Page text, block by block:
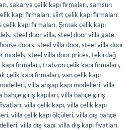
,sakarya çelik kapı firmaları,samsun
kapı firmaları,siirt çelik kapı firmaları,
çelik kapı firmaları,Şırnak çelik kapı
,steel door villa,steel door villa gate,
doors,steel villa door,steel villa door
models,steel villa door prices,tekirdağ
firmaları,trabzon çelik kapı firmaları,
çelik kapı firmaları,van çelik kapı
,villa ahşap kapı modelleri,villa
bahçe giriş kapıları,villa bahçe giriş
,villa çelik kapı,villa çelik kapı
,villa çelik kapı ölçüleri,villa dış bahçe
,villa dış kapı,villa dış kapı fiyatları,